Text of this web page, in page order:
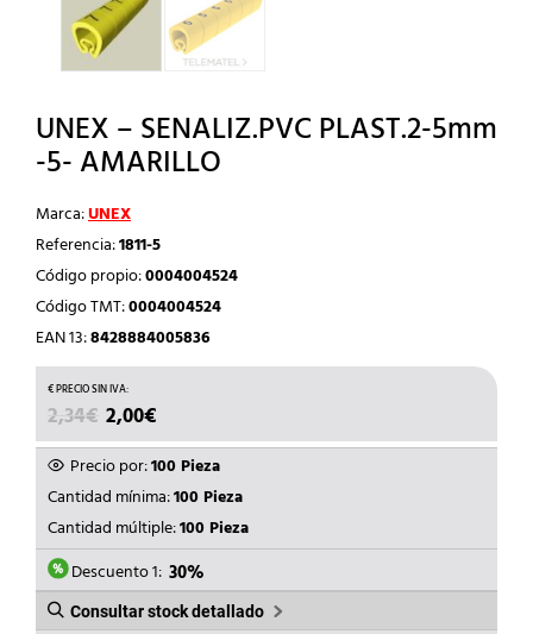
UNEX – SENALIZ.PVC PLAST.2-5mm
-5- AMARILLO
Marca:UNEX
Referencia:1811-5
Código propio:0004004524
Código TMT:0004004524
EAN 13:8428884005836
2,34€ EL
PRECIO
ORIGINAL
ERA:
2,34€.
2,00€
PRECIO
ACTUAL
ES:
2,00€.
Precio por:100 Pieza
Cantidad mínima:100 Pieza
Cantidad múltiple:100 Pieza
Descuento 1: 30%
Consultar stock detallado